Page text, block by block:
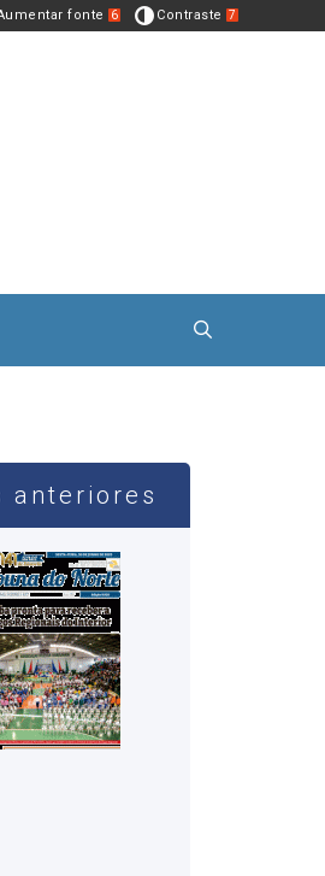
fonte 6 Contraste 7
anteriores